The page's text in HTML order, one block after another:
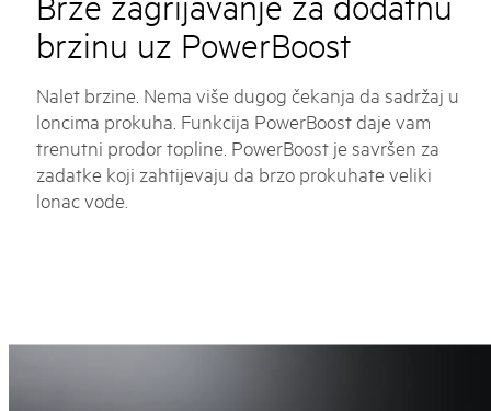
brzinu uz PowerBoost
Nalet brzine. Nema više dugog čekanja da sadržaj u
loncima prokuha. Funkcija PowerBoost daje vam
trenutni prodor topline. PowerBoost je savršen za
zadatke koji zahtijevaju da brzo prokuhate veliki
lonac vode.